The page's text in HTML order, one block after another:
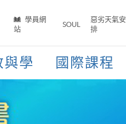
學員網
站
SOUL
惡劣天氣安
排
與學 國際課程